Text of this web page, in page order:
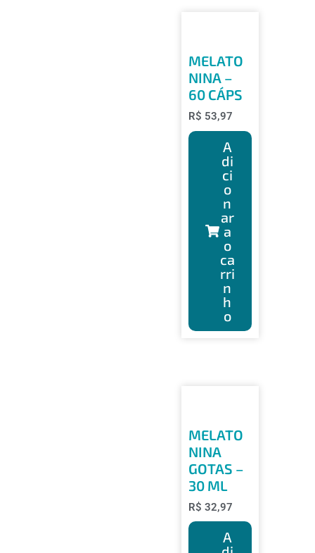
MELATO
NINA –
60 CÁPS
R$ 53,97
A
di
ci
o
n
ar
a
o
ca
rri
n
h
o
MELATO
NINA
GOTAS –
30 ML
R$ 32,97
A